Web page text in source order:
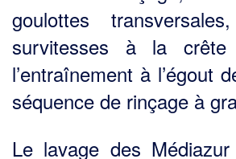
gou­lottes
survitesses à la
l’entraînement à l’égout
séquence de rinçage à
Le lavage des